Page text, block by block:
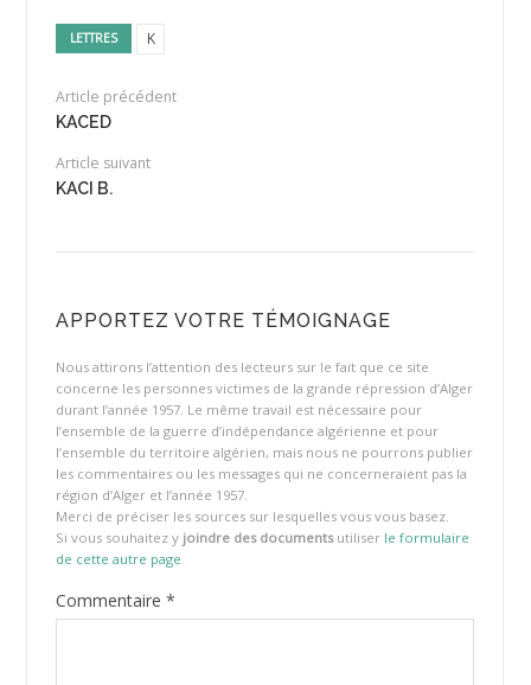
LETTRES K
Article précédent
KACED
Article suivant
KACI B.
APPORTEZ VOTRE TÉMOIGNAGE
Nous attirons l’attention des lecteurs sur le fait que ce site
concerne les personnes victimes de la grande répression d’Alger
durant l’année 1957. Le même travail est nécessaire pour
l’ensemble de la guerre d’indépendance algérienne et pour
l’ensemble du territoire algérien, mais nous ne pourrons publier
les commentaires ou les messages qui ne concerneraient pas la
région d’Alger et l’année 1957.
Merci de préciser les sources sur lesquelles vous vous basez.
Si vous souhaitez y joindre des documentsutiliser le formulaire
de cette autre page
Commentaire *